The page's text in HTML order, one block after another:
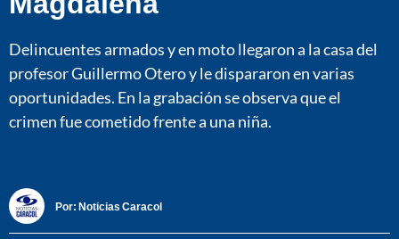
Delincuentes armados y en moto llegaron a la casa del
profesor Guillermo Otero y le dispararon en varias
oportunidades. En la grabación se observa que el
crimen fue cometido frente a una niña.
Por: Noticias Caracol